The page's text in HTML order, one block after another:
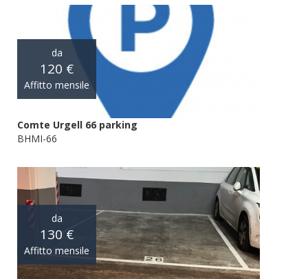
da
120 €
Affitto mensile
Comte Urgell 66 parking
BHMI-66
da
130 €
Affitto mensile